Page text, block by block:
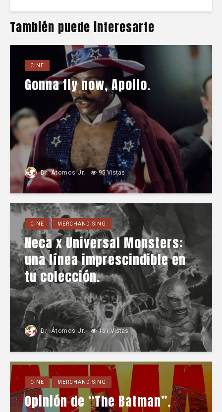
También puede interesarte
CINE
Gonna fly now, Apollo.
Dr. Átomos Jr. 95 Vistas
CINE MERCHANDISING
Neca x Universal Monsters:
una línea imprescindible en
tu colección.
Dr. Átomos Jr. 161 Vistas
CINE MERCHANDISING
Opinión de “The Batman”.